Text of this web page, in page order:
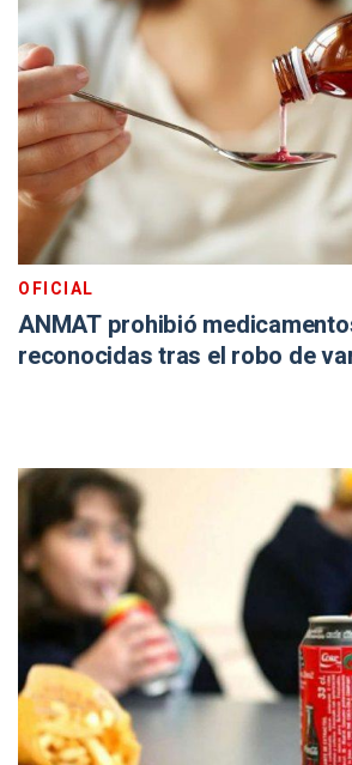
OFICIAL
ANMAT prohibió
reconocidas tras el robo de